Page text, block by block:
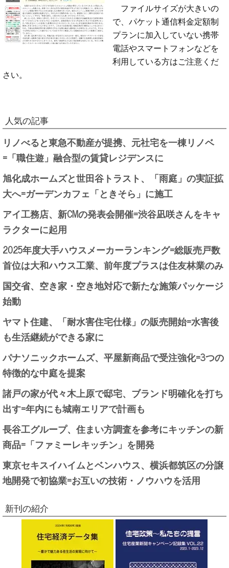
ファイルサイズが大きいの
で、パケット通信料金定額制
プランに加入していない携帯
電話やスマートフォンなどを
利用している方はご注意くだ
さい。
人気の記事
リノべると東急不動産が提携、元社宅を一棟リノベ
=「職住遊」融合型の賃貸レジデンスに
旭化成ホームズと世田谷トラスト、「雨庭」の実証拡
大へ=ガーデンカフェ「ときそら」に施工
アイ工務店、新CMの発表会開催=渋谷凪咲さんをキャ
ラクターに起用
2025年度大手ハウスメーカーランキング=総販売戸数
首位は大和ハウス工業、前年度プラスは住友林業のみ
国交省、空き家・空き地対応で新たな施策パッケージ
始動
ヤマト住建、「耐水害住宅仕様」の販売開始=水害後
も生活継続ができる家に
パナソニックホームズ、平屋新商品で受注強化=3つの
特徴的な中庭を提案
諸戸の家が代々木上原で邸宅、ブランド明確化を打ち
出す=年内にも城南エリアで計画も
長谷工グループ、住まい方調査を参考にキッチンの新
商品=「ファミーレキッチン」を開発
東京セキスイハイムとベンハウス、横浜都筑区の分譲
地開発で初協業=お互いの技術・ノウハウを活用
新刊の紹介